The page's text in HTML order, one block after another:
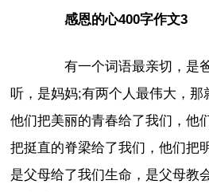
感恩的心400字作文3
有一个词语最亲切，是
听，是妈妈;有两个人最伟大，那
他们把美丽的青春给了我们，他
把挺直的脊梁给了我们，他们把
是父母给了我们生命，是父母教